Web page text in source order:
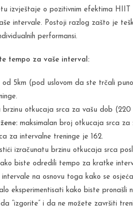
izvještaje o pozitivnim efektima
intervale. Postoji razlog zašto je
performansi.
tempo za vaše interval:
5km (pod uslovom da ste trčali
brzinu otkucaja srca za vašu dob
maksimalan broj otkucaja srca
za intervalne treninge je 162.
izračunatu brzinu otkucaja srca
biste odredili tempo za kratke
na osnovu toga kako se
eksperimentisati kako biste
“izgorite” i da ne možete završiti